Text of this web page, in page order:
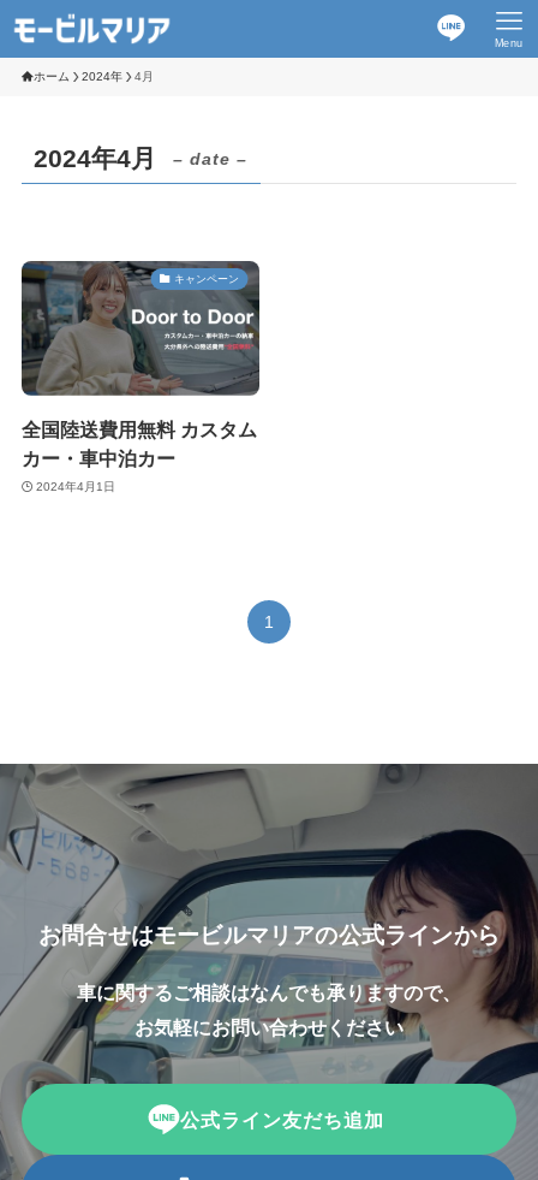
Menu
ホーム 2024年 4月
2024年4月 – date –
キャンペーン
全国陸送費用無料 カスタム
カー・車中泊カー
2024年4月1日
1
お問合せはモービルマリアの公式ラインから
車に関するご相談はなんでも承りますので、
お気軽にお問い合わせください
公式ライン友だち追加